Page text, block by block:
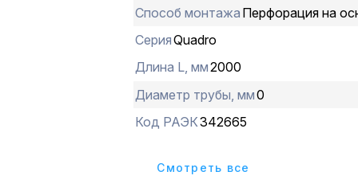
механических свойств,
мм, высота - 60 мм, длина - 2 м.
перфорации - 20 мм, ширина зуба -
Способ монтажа Перфорация на
СерияQuadro
Длина L, мм2000
Диаметр трубы, мм0
Код РАЭК342665
Cмотреть все